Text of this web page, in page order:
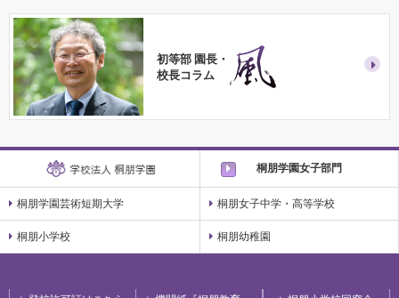
初等部 園長・
校長コラム
桐朋学園女子部門
桐朋学園芸術短期大学 桐朋女子中学・高等学校
桐朋小学校 桐朋幼稚園